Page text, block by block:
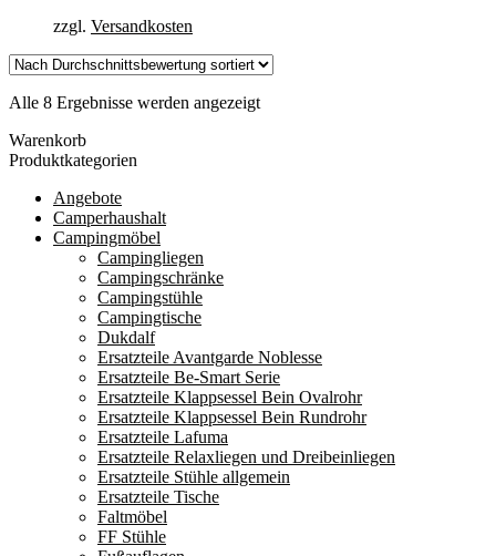
zzgl. Versandkosten
Alle 8 Ergebnisse werden angezeigtNach
Warenkorb
Produktkategorien
Angebote
Camperhaushalt
Campingmöbel
Campingliegen
Campingschränke
Campingstühle
Campingtische
Dukdalf
Ersatzteile Avantgarde Noblesse
Ersatzteile Be-Smart Serie
Ersatzteile Klappsessel Bein Ovalrohr
Ersatzteile Klappsessel Bein Rundrohr
Ersatzteile Lafuma
Ersatzteile Relaxliegen und Dreibeinliegen
Ersatzteile Stühle allgemein
Ersatzteile Tische
Faltmöbel
FF Stühle